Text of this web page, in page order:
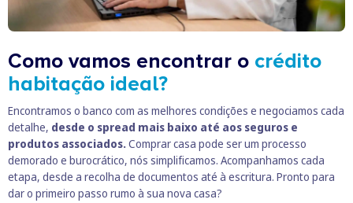
Como vamos encontrar o crédito
habitação ideal?
Encontramos o banco com as melhores condições e negociamos cada
detalhe, desde o spread mais baixo até aos seguros e
produtos associados.Comprar casa pode ser um processo
demorado e burocrático, nós simplificamos. Acompanhamos cada
etapa, desde a recolha de documentos até à escritura. Pronto para
dar o primeiro passo rumo à sua nova casa?